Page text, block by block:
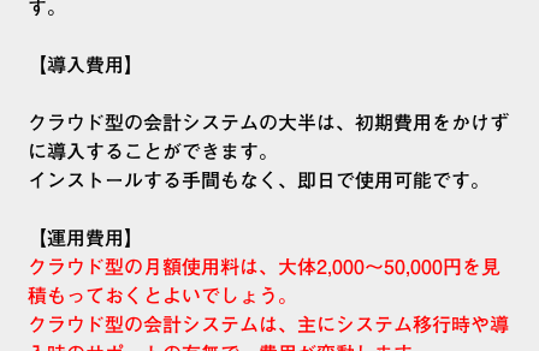
す。
【導入費用】
クラウド型の会計システムの大半は、初期費用をかけず
に導入することができます。
インストールする手間もなく、即日で使用可能です。
【運用費用】
クラウド型の月額使用料は、大体2,000～50,000円を見
積もっておくとよいでしょう。
クラウド型の会計システムは、主にシステム移行時や導